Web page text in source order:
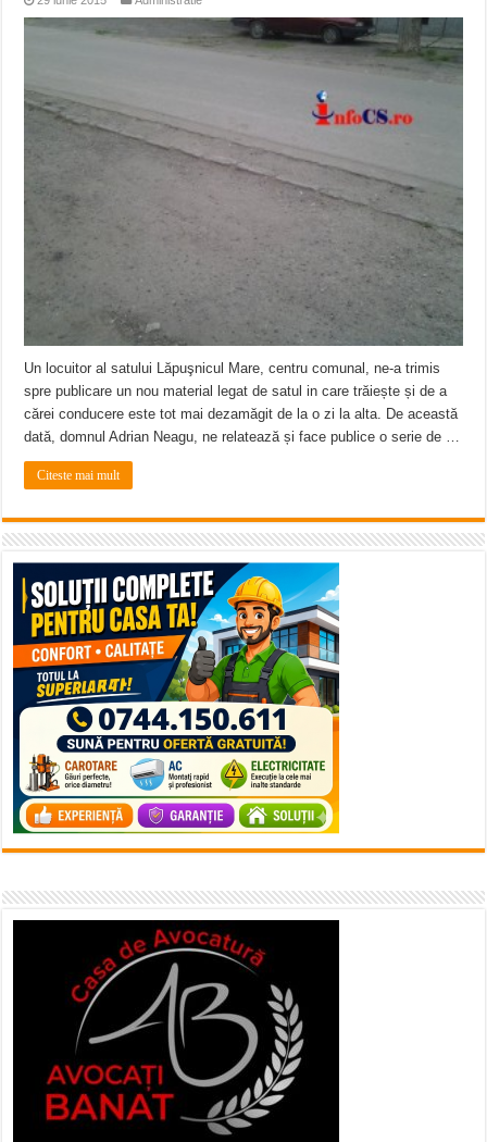
Un locuitor al satului Lăpuşnicul Mare, centru comunal, ne-a trimis
spre publicare un nou material legat de satul in care trăiește și de a
cărei conducere este tot mai dezamăgit de la o zi la alta. De această
dată, domnul Adrian Neagu, ne relatează și face publice o serie de …
Citeste mai mult